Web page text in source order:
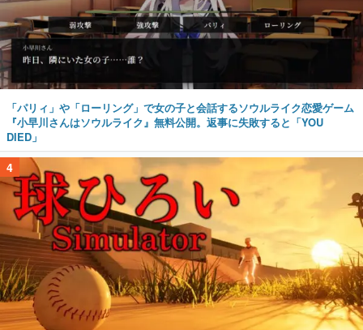
「パリィ」や「ローリング」で女の子と会話するソウルライク恋愛ゲーム
『小早川さんはソウルライク』無料公開。返事に失敗すると「YOU
DIED」
4